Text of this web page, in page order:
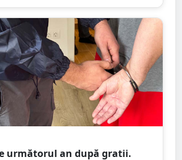
următorul an după gratii.